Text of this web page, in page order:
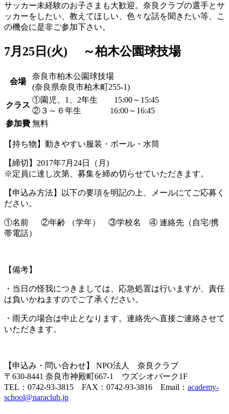
サッカー未経験のお子さまも大歓迎。奈良クラブの選手とサ
ッカーをしたい、教えてほしい、色々な話を聞きたい等、こ
の機会に是非ご参加下さい。
7月25日(火) ～柏木公園球技場
会場
奈良市柏木公園球技場
(奈良県奈良市柏木町255-1)
クラス
①園児、1、2年生 15:00～15:45
②３～６年生 16:00～16:45
参加費 無料
【持ち物】動きやすい服装・ボール・水筒
【締切】2017年7月24日（月)
※定員に達し次第、募集を締め切らせていただきます。
【申込み方法】以下の要項を明記の上、メールにてご応募く
ださい。
①名前 ②年齢 （学年） ③学校名 ④ 連絡先（自宅/携
帯電話）
【備考】
・当日の怪我につきましては、応急処置は行いますが、責任
は負いかねますのでご了承ください。
・雨天の場合は中止となります。連絡先へ直接ご連絡させて
いただきます。
【申込み・問い合わせ】 NPO法人 奈良クラブ
〒630-8441 奈良市神殿町667-1 ウズシオパーク1F
TEL：0742-93-3815 FAX：0742-93-3816 Email： academy-
school@naraclub.jp